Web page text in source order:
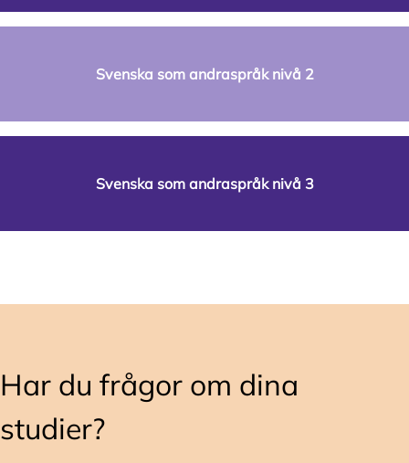
Svenska som andraspråk nivå 2
Svenska som andraspråk nivå 3
Har du frågor om dina
studier?